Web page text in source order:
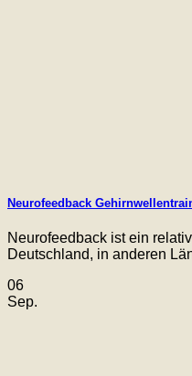
Neurofeedback
Neurofeedback ist ein
Deutschland, in anderen
06
Sep.